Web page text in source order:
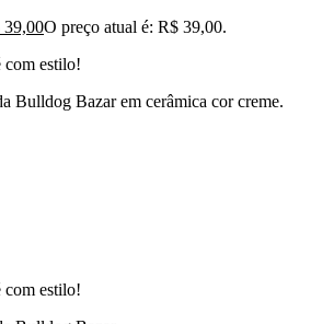
39,00O preço atual é: R$ 39,00.
com estilo!
Bulldog Bazar em cerâmica cor creme.
com estilo!